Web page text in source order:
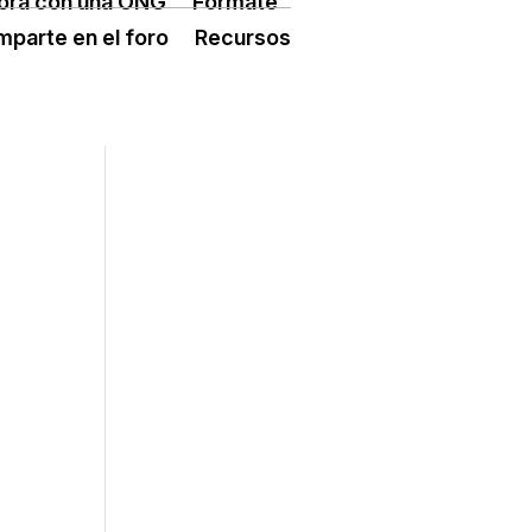
TERCER SECTOR CONECTA IA
en el foro
Recursos